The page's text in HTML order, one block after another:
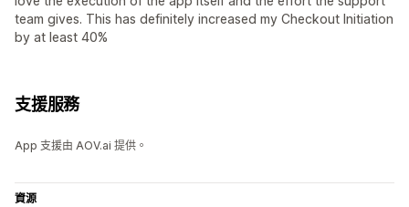
team gives. This has definitely increased my Checkout Initiation
by at least 40%
支援服務
App 支援由 AOV.ai 提供。
資源